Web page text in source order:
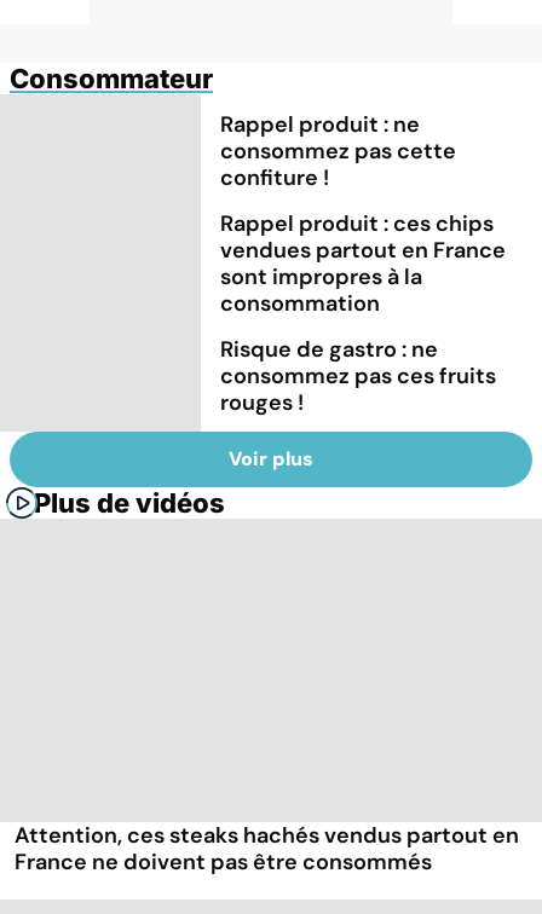
Consommateur
Rappel produit : ne
consommez pas cette
confiture !
Rappel produit : ces chips
vendues partout en France
sont impropres à la
consommation
Risque de gastro : ne
consommez pas ces fruits
rouges !
Voir plus
Plus de vidéos
Attention, ces steaks hachés vendus partout en
France ne doivent pas être consommés